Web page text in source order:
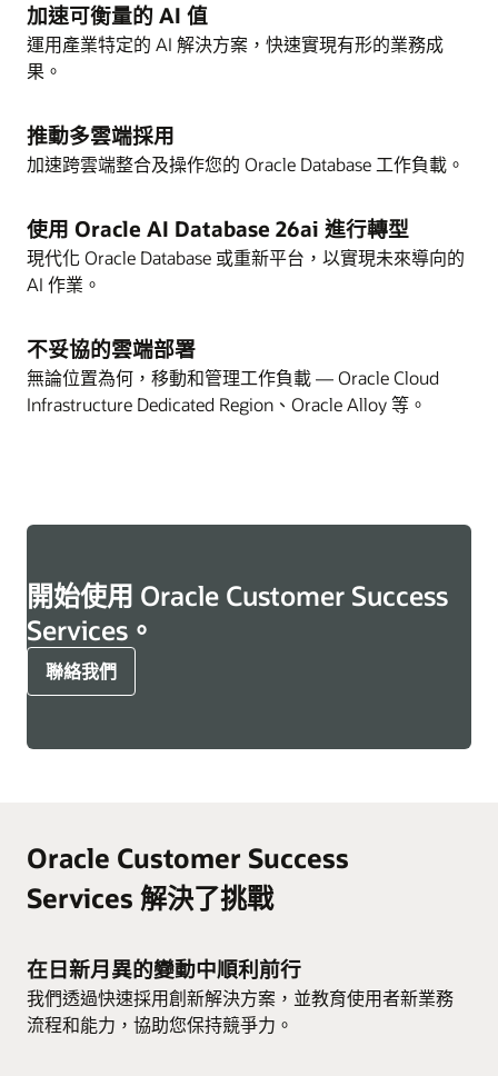
加速可衡量的 AI 值
運用產業特定的 AI 解決方案，快速實現有形的業務成
果。
推動多雲端採用
加速跨雲端整合及操作您的 Oracle Database 工作負載。
使用 Oracle AI Database 26ai 進行轉型
現代化 Oracle Database 或重新平台，以實現未來導向的
AI 作業。
不妥協的雲端部署
無論位置為何，移動和管理工作負載 — Oracle Cloud
Infrastructure Dedicated Region、Oracle Alloy 等。
開始使用 Oracle Customer Success
Services。
聯絡我們
Oracle Customer Success
Services 解決了挑戰
在日新月異的變動中順利前行
我們透過快速採用創新解決方案，並教育使用者新業務
流程和能力，協助您保持競爭力。